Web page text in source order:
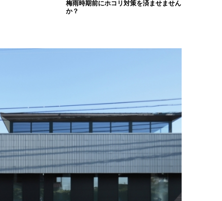
梅雨時期前にホコリ対策を済ませません
か？